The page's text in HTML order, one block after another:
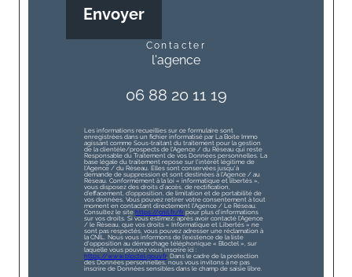
Envoyer
contacter
l'agence
06 88 20 11 19
Les informations recueillies sur ce formulaire sont
enregistrées dans un fichier informatisé par La Boite Immo
agissant comme Sous-traitant du traitement pour la gestion
de la clientèle/prospects de l'Agence / du Réseau qui reste
Responsable du Traitement de vos Données personnelles. La
base légale du traitement repose sur l'intérêt légitime de
l'Agence / du Réseau. Elles sont conservées jusqu'à
demande de suppression et sont destinées à l'Agence / au
Réseau. Conformément à la loi « informatique et libertés »,
vous disposez des droits d’accès, de rectification,
d’effacement, d’opposition, de limitation et de portabilité de
vos données. Vous pouvez retirer votre consentement à tout
moment en contactant directement l’Agence / Le Réseau.
Consultez le site https://cnil.fr/fr pour plus d’informations
sur vos droits. Si vous estimez, après avoir contacté l'Agence
/ le Réseau, que vos droits « Informatique et Libertés » ne
sont pas respectés, vous pouvez adresser une réclamation à
la CNIL. Nous vous informons de l’existence de la liste
d'opposition au démarchage téléphonique « Bloctel », sur
laquelle vous pouvez vous inscrire ici :
https://www.bloctel.gouv.fr. Dans le cadre de la protection
des Données personnelles, nous vous invitons à ne pas
inscrire de Données sensibles dans le champ de saisie libre.